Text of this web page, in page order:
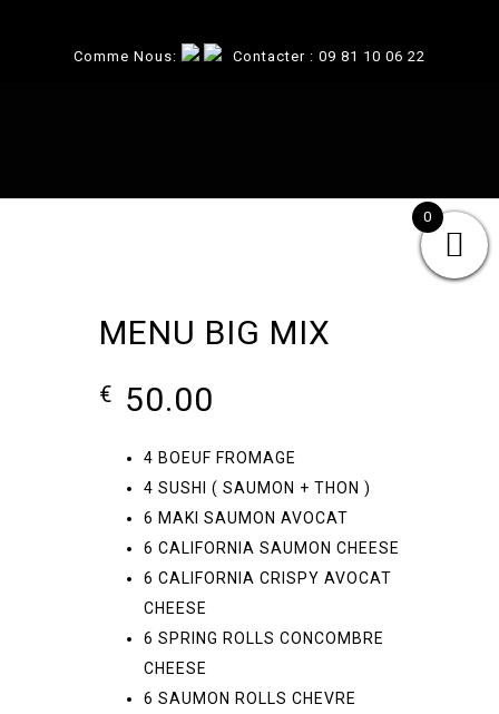
Comme Nous: Contacter : 09 81 10 06 22
MENU BIG MIX
€ 50.00
4 BOEUF FROMAGE
4 SUSHI ( SAUMON + THON )
6 MAKI SAUMON AVOCAT
6 CALIFORNIA SAUMON CHEESE
6 CALIFORNIA CRISPY AVOCAT
CHEESE
6 SPRING ROLLS CONCOMBRE
CHEESE
6 SAUMON ROLLS CHEVRE
0